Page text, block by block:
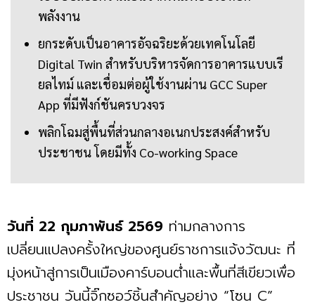
พลังงาน
ยกระดับเป็นอาคารอัจฉริยะด้วยเทคโนโลยี
Digital Twin สำหรับบริหารจัดการอาคารแบบเรี
ยลไทม์ และเชื่อมต่อผู้ใช้งานผ่าน GCC Super
App ที่มีฟังก์ชันครบวงจร
พลิกโฉมสู่พื้นที่ส่วนกลางอเนกประสงค์สำหรับ
ประชาชน โดยมีทั้ง Co-working Space
วันที่ 22 กุมภาพันธ์ 2569 ท่ามกลางการ
เปลี่ยนแปลงครั้งใหญ่ของศูนย์ราชการแจ้งวัฒนะ ที่
มุ่งหน้าสู่การเป็นเมืองคาร์บอนต่ำและพื้นที่สีเขียวเพื่อ
ประชาชน วันนี้จิ๊กซอว์ชิ้นสำคัญอย่าง “โซน C”